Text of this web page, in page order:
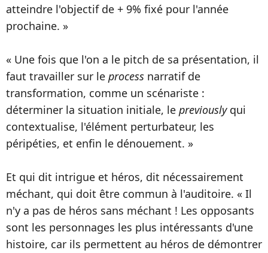
atteindre l'objectif de + 9% fixé pour l'année
prochaine. »
« Une fois que l'on a le pitch de sa présentation, il
faut travailler sur le process narratif de
transformation, comme un scénariste :
déterminer la situation initiale, le previouslyqui
contextualise, l'élément perturbateur, les
péripéties, et enfin le dénouement. »
Et qui dit intrigue et héros, dit nécessairement
méchant, qui doit être commun à l'auditoire. « Il
n'y a pas de héros sans méchant ! Les opposants
sont les personnages les plus intéressants d'une
histoire, car ils permettent au héros de démontrer